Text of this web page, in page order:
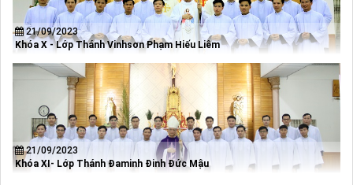
21/09/2023
Khóa X - Lớp Thánh Vinhsơn Phạm Hiếu Liêm
21/09/2023
Khóa XI- Lớp Thánh Đaminh Đinh Đức Mậu